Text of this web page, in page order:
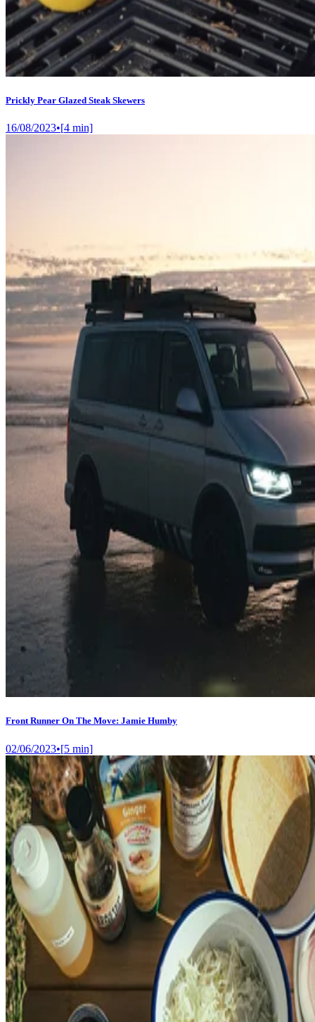
Prickly Pear Glazed Steak Skewers
16/08/2023•[4 min]
Front Runner On The Move: Jamie Humby
02/06/2023•[5 min]